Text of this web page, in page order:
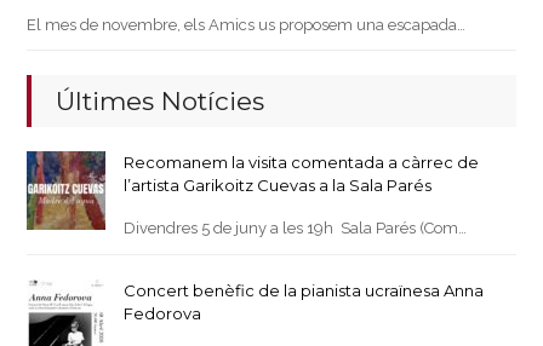
El mes de novembre, els Amics us proposem una escapada…
Últimes Notícies
Recomanem la visita comentada a càrrec de
l’artista Garikoitz Cuevas a la Sala Parés
Divendres 5 de juny a les 19h Sala Parés (Com…
Concert benèfic de la pianista ucraïnesa Anna
Fedorova